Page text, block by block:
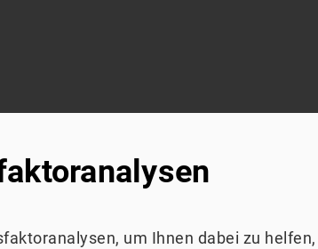
um Ihnen dabei zu